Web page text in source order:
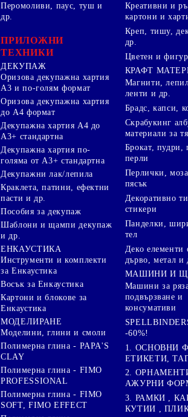
Перомоливи, паус, туш и
др.
ПРИЛОЖНИ
ТЕХНИКИ
ДЕКУПАЖ
Оризова декупажна хартия
А3 и по-голям формат
Оризова декупажна хартия
до А4 формат
Декупажна хартия А4 до
А3+ стандартна
Декупажна хартия по-
голяма от А3+ стандартна
Декупажни лак/лепила
Краклета, патини, ефектни
пасти и др.
Пособия за декупаж
Шаблони и щампи декупаж
и др.
ЕНКАУСТИКА
Инструменти и комплекти
за Енкаустика
Восък за Енкаустика
Картони и блокове за
Енкаустика
МОДЕЛИРАНЕ
Моделини, глини и смоли
Полимерна глина - PAPA'S
CLAY
Полимерна глина - FIMO
PROFESSIONAL
Полимерна глина - FIMO
SOFT, FIMO EFFECT
Креативни и
картони и
Креп, тишу,
др.
Цветен и
КРАФТ
Магнити,
ленти и др.
Брадс, капси,
Скрабукинг
материали за
Брокат, пудри,
перли
Перлички,
пясък
Декоративно
стикери
Панделки,
тел
Деко елементи
дърво, метал и
МАШИНИ И
Машини за
подвързване и
консумативи
-60%!
1. ОСНОВНИ
ЕТИКЕТИ,
2.
АЖУРНИ
3. РАМКИ ,
КУТИИ ,